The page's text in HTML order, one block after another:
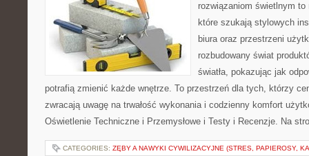
rozwiązaniom świetlnym
które szukają stylowych
biura oraz przestrzeni
rozbudowany świat
światła, pokazując jak
potrafią zmienić każde wnętrze. To przestrzeń dla tych, którzy
zwracają uwagę na trwałość wykonania i codzienny komfort
Oświetlenie Techniczne i Przemysłowe i Testy i Recenzje. Na
CATEGORIES: ZĘBY A NAWYKI CYWILIZACYJNE (STRES, PAPIEROSY,